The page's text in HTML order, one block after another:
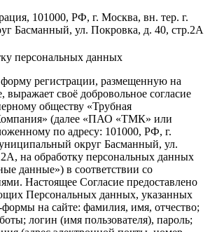
101000, РФ, г. Москва, вн. тер. г.
Басманный, ул. Покровка, д. 40, стр.2А
персональных данных
регистрации, размещенную на
выражает своё добровольное согласие
обществу «Трубная
(далее «ПАО «ТМК» или
по адресу: 101000, РФ, г.
округ Басманный, ул.
на обработку персональных данных
данные») в соответствии со
Настоящее Согласие предоставлено
Персональных данных, указанных
на сайте: фамилия, имя, отчество;
логин (имя пользователя), пароль;